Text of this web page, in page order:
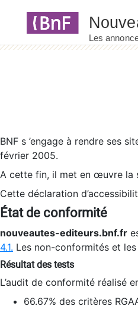
BNF s ’engage à rendre ses
février 2005.
A cette fin, il met en œuvre la
Cette déclaration
État de conformité
nouveautes-editeurs.bnf.fr
4.1. Les non-conformités et
Résultat des tests
L’audit de conformité réalisé
66.67% des critères